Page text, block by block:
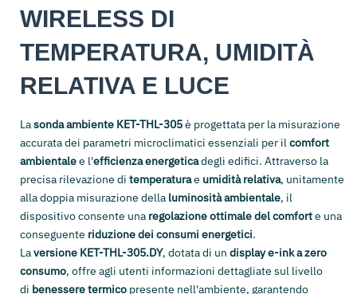
WIRELESS DI
TEMPERATURA, UMIDITÀ
RELATIVA E LUCE
Lasonda ambiente KET-THL-305è progettata per la misurazione
accurata dei parametri microclimatici essenziali per ilcomfort
ambientalee l'efficienza energeticadegli edifici. Attraverso la
precisa rilevazione di temperaturae umidità relativa, unitamente
alla doppia misurazione della luminosità ambientale, il
dispositivo consente una regolazione ottimale del comforte una
conseguente riduzione dei consumi energetici.
Laversione KET-THL-305.DY, dotata di un display e-ink a zero
consumo, offre agli utenti informazioni dettagliate sul livello
di benessere termico presente nell'ambiente, garantendo